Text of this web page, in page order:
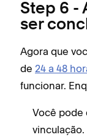
Step 6 -
ser
Agora que
de 24 a 48
funcionar.
Você pode